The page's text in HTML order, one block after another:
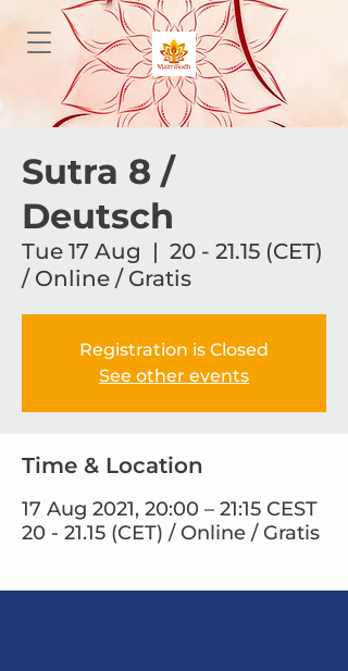
Sutra 8 /
Deutsch
Tue 17 Aug
  |
20 - 21.15 (CET)
/ Online / Gratis
Registration is Closed
See other events
Time & Location
17 Aug 2021, 20:00 – 21:15 CEST
20 - 21.15 (CET) / Online / Gratis